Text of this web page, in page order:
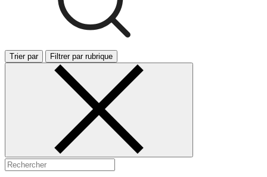
Trier par Filtrer par rubrique